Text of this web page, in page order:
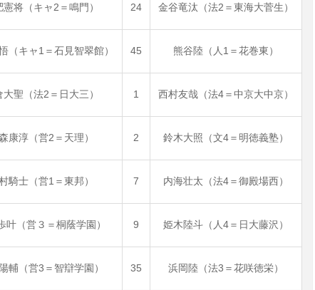
憲将（キャ2＝鳴門） 24 金谷竜汰（法2＝東海大菅生）
（キャ1＝石見智翠館） 45 熊谷陸（人1＝花巻東）
大聖（法2＝日大三） 1 西村友哉（法4＝中京大中京）
康淳（営2＝天理） 2 鈴木大照（文4＝明徳義塾）
騎士（営1＝東邦） 7 内海壮太（法4＝御殿場西）
叶（営３＝桐蔭学園） 9 姫木陸斗（人4＝日大藤沢）
輔（営3＝智辯学園） 35 浜岡陸（法3＝花咲徳栄）